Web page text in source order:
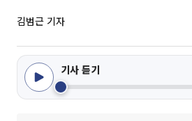
김범근 기자
기사 듣기